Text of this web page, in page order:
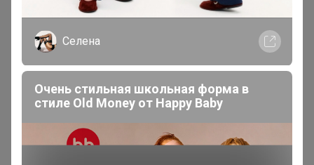
IvAnna
Магистр
В теме "Твой имидж - Стиль и комфорт из
Белоруссии"
Школьная форма Pelican для девочек